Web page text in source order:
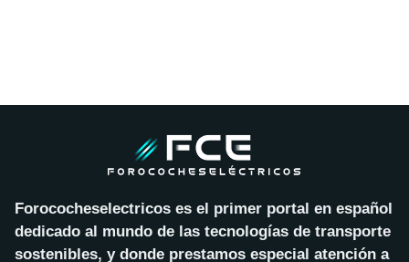
Forococheselectricos es el primer portal en español
dedicado al mundo de las tecnologías de transporte
sostenibles, y donde prestamos especial atención a